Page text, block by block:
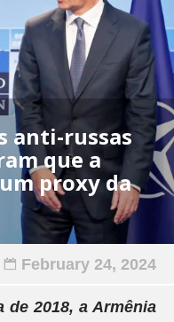
anti-russas
que a
proxy da
February 24, 2024
de 2018, a Armênia